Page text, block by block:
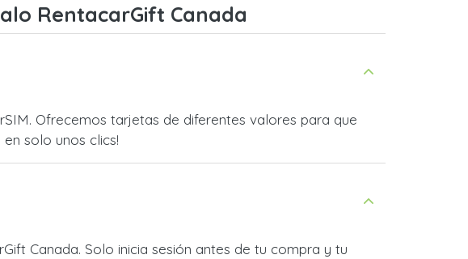
RentacarGift Canada
Ofrecemos tarjetas de diferentes valores para que
solo unos clics!
Canada. Solo inicia sesión antes de tu compra y tu